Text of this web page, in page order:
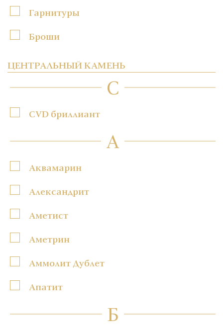
Гарнитуры
Броши
ЦЕНТРАЛЬНЫЙ КАМЕНЬ
C
CVD бриллиант
А
Аквамарин
Александрит
Аметист
Аметрин
Аммолит Дублет
Апатит
Б